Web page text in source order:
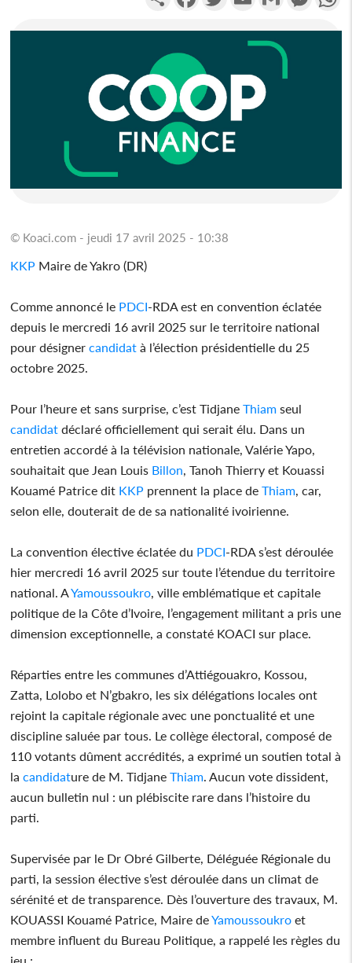
© Koaci.com - jeudi 17 avril 2025 - 10:38
KKP Maire de Yakro (DR)
Comme annoncé le PDCI-RDA est en convention éclatée
depuis le mercredi 16 avril 2025 sur le territoire national
pour désignercandidat à l’élection présidentielle du 25
octobre 2025.
Pour l’heure et sans surprise, c’est TidjaneThiam seul
candidat déclaré officiellement qui serait élu. Dans un
entretien accordé à la télévision nationale, Valérie Yapo,
souhaitait que Jean Louis Billon , Tanoh Thierry et Kouassi
Kouamé Patrice dit KKP prennent la place deThiam , car,
selon elle, douterait de de sa nationalité ivoirienne.
La convention élective éclatée du PDCI-RDA s’est déroulée
hier mercredi 16 avril 2025 sur toute l’étendue du territoire
national. AYamoussoukro , ville emblématique et capitale
politique de la Côte d’Ivoire, l’engagement militant a pris une
dimension exceptionnelle, a constaté KOACI sur place.
Réparties entre les communes d’Attiégouakro, Kossou,
Zatta, Lolobo et N’gbakro, les six délégations locales ont
rejoint la capitale régionale avec une ponctualité et une
discipline saluée par tous. Le collège électoral, composé de
110 votants dûment accrédités, a exprimé un soutien total à
lacandidature de M. TidjaneThiam . Aucun vote dissident,
aucun bulletin nul : un plébiscite rare dans l’histoire du
parti.
Supervisée par le Dr Obré Gilberte, Déléguée Régionale du
parti, la session élective s’est déroulée dans un climat de
sérénité et de transparence. Dès l’ouverture des travaux, M.
KOUASSI Kouamé Patrice, Maire deYamoussoukro et
membre influent du Bureau Politique, a rappelé les règles du